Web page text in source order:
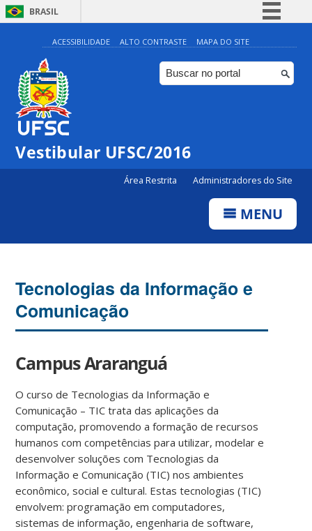
BRASIL
Simplifique!
Comunica BR
Participe
ACESSIBILIDADE ALTO CONTRASTE MAPA DO SITE
Vestibular UFSC/2016
Área Restrita Administradores do Site
MENU
Tecnologias da Informação e
Comunicação
Campus Araranguá
O curso de Tecnologias da Informação e
Comunicação – TIC trata das aplicações da
computação, promovendo a formação de recursos
humanos com competências para utilizar, modelar e
desenvolver soluções com Tecnologias da
Informação e Comunicação (TIC) nos ambientes
econômico, social e cultural. Estas tecnologias (TIC)
envolvem: programação em computadores,
sistemas de informação, engenharia de software,